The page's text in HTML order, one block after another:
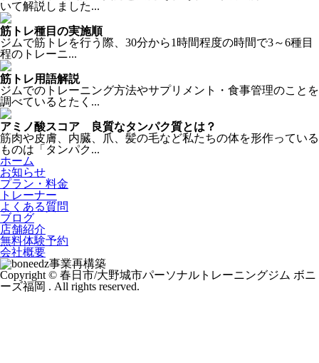
いて解説しました...
筋トレ種目の実施順
ジムで筋トレを行う際、30分から1時間程度の時間で3～6種目
程のトレーニ...
筋トレ用語解説
ジムでのトレーニング方法やサプリメント・食事管理のことを
調べているとたく...
アミノ酸スコア 良質なタンパク質とは？
筋肉や皮膚、内臓、爪、髪の毛など私たちの体を形作っている
ものは「タンパク...
ホーム
お知らせ
プラン・料金
トレーナー
よくある質問
ブログ
店舗紹介
無料体験予約
会社概要
事業再構築
Copyright © 春日市/大野城市パーソナルトレーニングジム ボニ
ーズ福岡 . All rights reserved.